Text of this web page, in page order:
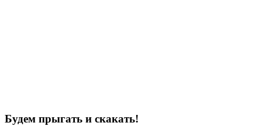
Будем прыгать и скакать!